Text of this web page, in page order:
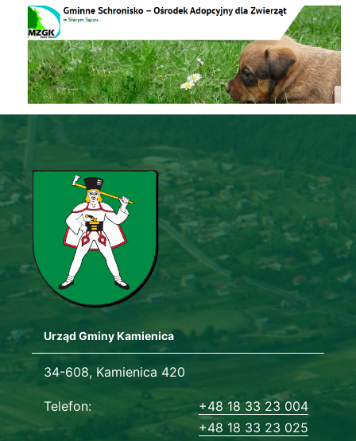
Schronisko
Urząd Gminy Kamienica
Adres urzędu
34-608, Kamienica 420
Dane kontaktowe
Telefon
+48 18 33 23 004
+48 18 33 23 025